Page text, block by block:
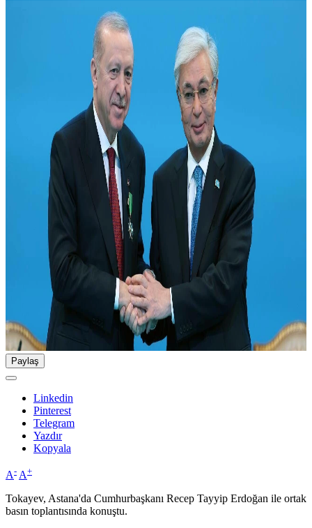
Paylaş
Linkedin
Pinterest
Telegram
Yazdır
Kopyala
A- A+
Tokayev, Astana'da Cumhurbaşkanı Recep Tayyip Erdoğan ile ortak
basın toplantısında konuştu.